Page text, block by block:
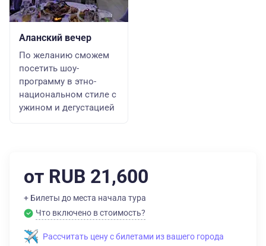
Аланский вечер
По желанию сможем
посетить шоу-
программу в этно-
национальном стиле с
ужином и дегустацией
от RUB 21,600
+ Билеты до места начала тура
Что включено в стоимость?
Рассчитать цену с билетами из вашего города